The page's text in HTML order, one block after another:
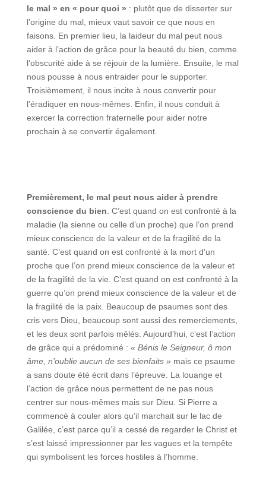
le mal » en « pour quoi » : plutôt que de disserter sur
l’origine du mal, mieux vaut savoir ce que nous en
faisons. En premier lieu, la laideur du mal peut nous
aider à l’action de grâce pour la beauté du bien, comme
l’obscurité aide à se réjouir de la lumière. Ensuite, le mal
nous pousse à nous entraider pour le supporter.
Troisièmement, il nous incite à nous convertir pour
l’éradiquer en nous-mêmes. Enfin, il nous conduit à
exercer la correction fraternelle pour aider notre
prochain à se convertir également.
Premièrement, le mal peut nous aider à prendre
conscience du bien . C’est quand on est confronté à la
maladie (la sienne ou celle d’un proche) que l’on prend
mieux conscience de la valeur et de la fragilité de la
santé. C’est quand on est confronté à la mort d’un
proche que l’on prend mieux conscience de la valeur et
de la fragilité de la vie. C’est quand on est confronté à la
guerre qu’on prend mieux conscience de la valeur et de
la fragilité de la paix. Beaucoup de psaumes sont des
cris vers Dieu, beaucoup sont aussi des remerciements,
et les deux sont parfois mêlés. Aujourd’hui, c’est l’action
de grâce qui a prédominé : « Bénis le Seigneur, ô mon
âme, n’oublie aucun de ses bienfaits » mais ce psaume
a sans doute été écrit dans l’épreuve. La louange et
l’action de grâce nous permettent de ne pas nous
centrer sur nous-mêmes mais sur Dieu. Si Pierre a
commencé à couler alors qu’il marchait sur le lac de
Galilée, c’est parce qu’il a cessé de regarder le Christ et
s’est laissé impressionner par les vagues et la tempête
qui symbolisent les forces hostiles à l’homme.